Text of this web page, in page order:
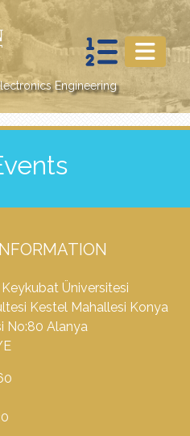
Engineering
Üniversitesi
Kestel Mahallesi Konya
No:80 Alanya